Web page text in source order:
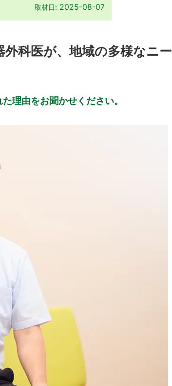
取材日: 2025-08-07
科医が、地域の多様なニー
理由をお聞かせください。